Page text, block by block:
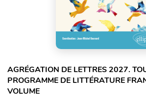
AGRÉGATION DE LETTRES 2027.
PROGRAMME DE LITTÉRATURE
VOLUME